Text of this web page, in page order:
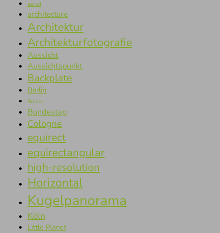
aerial
architecture
Architektur
Architekturfotografie
Aussicht
Aussichtspunkt
Backplate
Berlin
Brücke
Bundestag
Cologne
equirect
equirectangular
high-resolution
Horizontal
Kugelpanorama
Köln
Little Planet